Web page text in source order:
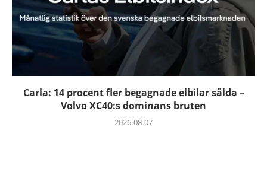
Carla: 14 procent fler begagnade elbilar sålda –
Volvo XC40:s dominans bruten
2026-08-07